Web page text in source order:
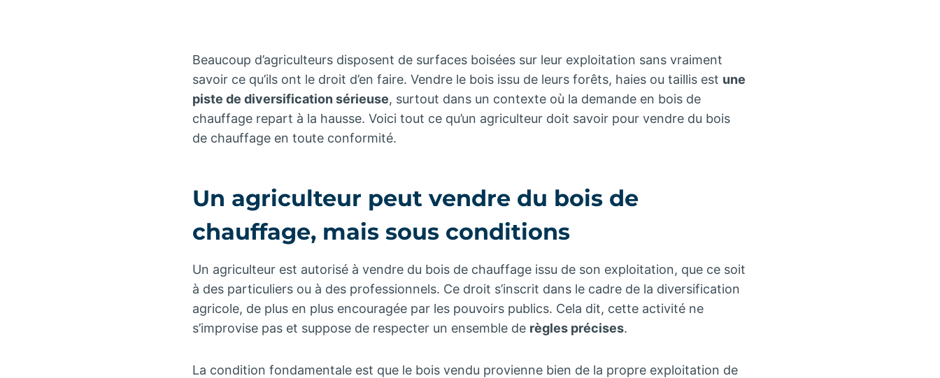
Beaucoup d’agriculteurs disposent de surfaces boisées sur leur exploitation sans vraiment
savoir ce qu’ils ont le droit d’en faire. Vendre le bois issu de leurs forêts, haies ou taillis est une
piste de diversification sérieuse, surtout dans un contexte où la demande en bois de
chauffage repart à la hausse. Voici tout ce qu’un agriculteur doit savoir pour vendre du bois
de chauffage en toute conformité.
Un agriculteur peut vendre du bois de
chauffage, mais sous conditions
Un agriculteur est autorisé à vendre du bois de chauffage issu de son exploitation, que ce soit
à des particuliers ou à des professionnels. Ce droit s’inscrit dans le cadre de la diversification
agricole, de plus en plus encouragée par les pouvoirs publics. Cela dit, cette activité ne
s’improvise pas et suppose de respecter un ensemble de règles précises.
La condition fondamentale est que le bois vendu provienne bien de la propre exploitation de